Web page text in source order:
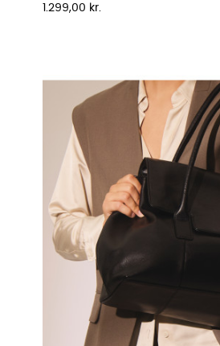
Pris
1.299,00 kr.